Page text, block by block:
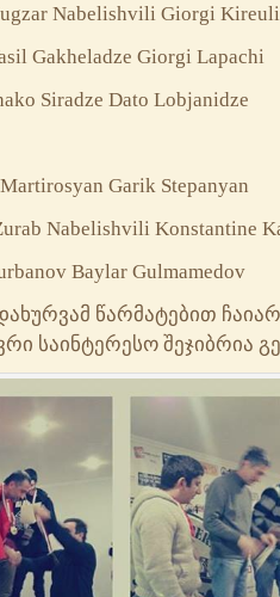
Nabelishvili Giorgi
Gakheladze Giorgi Lapachi
Siradze Dato Lobjanidze
Garik Stepanyan
Nabelishvili Konstantine
Baylar Gulmamedov
წარმატებით
საინტერესო შეჯიბრია